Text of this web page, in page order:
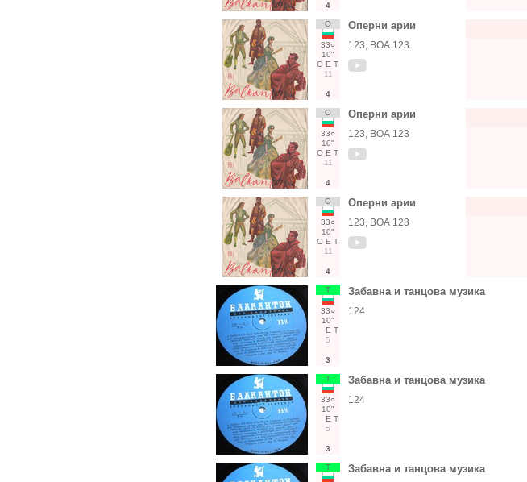
4
О
33○
10"
О Е Т
11
4
Оперни арии
123, ВОА 123
О
33○
10"
О Е Т
11
4
Оперни арии
123, ВОА 123
О
33○
10"
О Е Т
11
4
Оперни арии
123, ВОА 123
Т
33○
10"
Е Т
5
3
Забавна и танцова музика
124
Т
33○
10"
Е Т
5
3
Забавна и танцова музика
124
Т Забавна и танцова музика